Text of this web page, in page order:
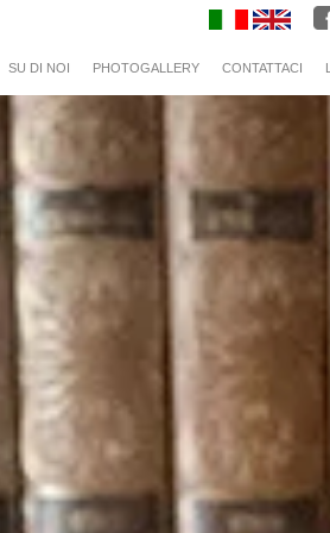
SU DI NOI PHOTOGALLERY CONTATTACI